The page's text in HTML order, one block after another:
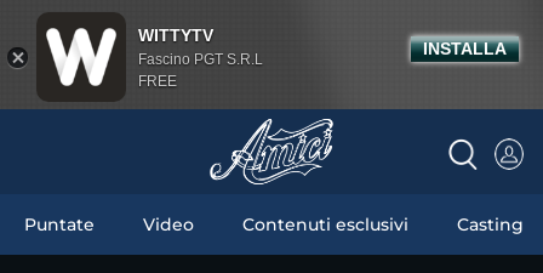
Puntate Video Contenuti esclusivi Casting
WITTYTV
Fascino PGT S.R.L
FREE
INSTALLA